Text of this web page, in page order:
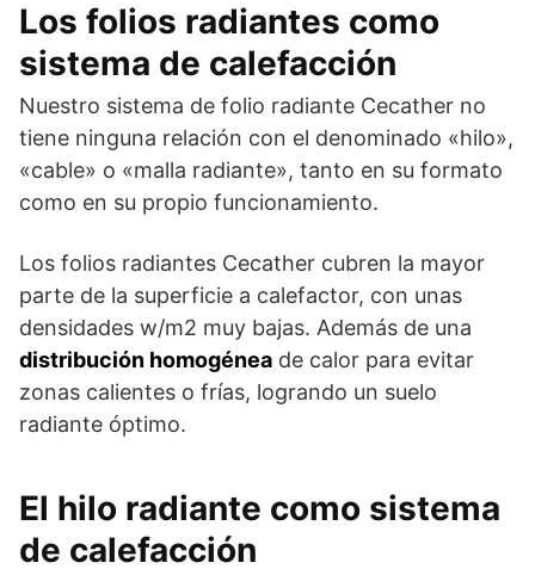
Los folios radiantes como
sistema de calefacción
Nuestro sistema de folio radiante Cecather no
tiene ninguna relación con el denominado «hilo»,
«cable» o «malla radiante», tanto en su formato
como en su propio funcionamiento.
Los folios radiantes Cecather cubren la mayor
parte de la superficie a calefactor, con unas
densidades w/m2 muy bajas. Además de una
distribución homogénea de calor para evitar
zonas calientes o frías, logrando un suelo
radiante óptimo.
El hilo radiante como sistema
de calefacción